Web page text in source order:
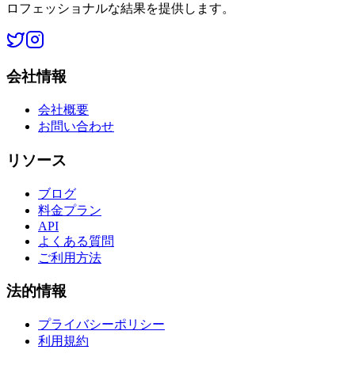
ロフェッショナルな結果を提供します。
会社情報
会社概要
お問い合わせ
リソース
ブログ
料金プラン
API
よくある質問
ご利用方法
法的情報
プライバシーポリシー
利用規約